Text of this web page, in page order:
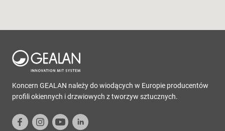
Koncern GEALAN należy do wiodących w Europie producentów
profili okiennych i drzwiowych z tworzyw sztucznych.